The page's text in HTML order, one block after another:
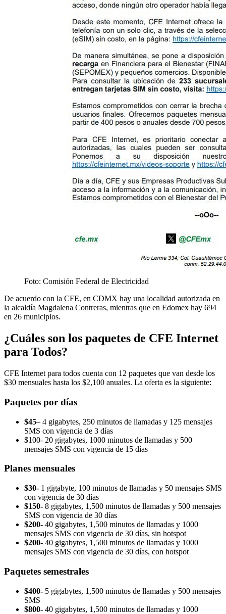
Foto: Comisión Federal de Electricidad
De acuerdo con la CFE, en CDMX hay una localidad autorizada en
la alcaldía Magdalena Contreras, mientras que en Edomex hay 694
en 26 municipios.
¿Cuáles son los paquetes de CFE Internet
para Todos?
CFE Internet para todos cuenta con 12 paquetes que van desde los
$30 mensuales hasta los $2,100 anuales. La oferta es la siguiente:
Paquetes por días
$45– 4 gigabytes, 250 minutos de llamadas y 125 mensajes
SMS con vigencia de 3 días
$100- 20 gigabytes, 1000 minutos de llamadas y 500
mensajes SMS con vigencia de 15 días
Planes mensuales
$30- 1 gigabyte, 100 minutos de llamadas y 50 mensajes SMS
con vigencia de 30 días
$150- 8 gigabytes, 1,500 minutos de llamadas y 500 mensajes
SMS con vigencia de 30 días
$200- 40 gigabytes, 1,500 minutos de llamadas y 1000
mensajes SMS con vigencia de 30 días, sin hotspot
$200- 40 gigabytes, 1,500 minutos de llamadas y 1000
mensajes SMS con vigencia de 30 días, con hotspot
Paquetes semestrales
$400- 5 gigabytes, 1,500 minutos de llamadas y 500 mensajes
SMS
$800- 40 gigabytes, 1,500 minutos de llamadas y 1000